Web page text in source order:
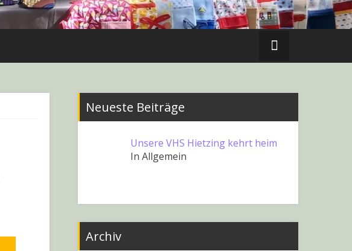
Neueste Beiträge
Unsere VHS Hietzing kehrt heim
In Allgemein
Archiv